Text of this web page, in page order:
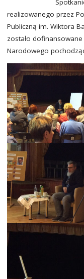
Spotkanie
realizowanego przez
Publiczną im. Wiktora
zostało
Narodowego